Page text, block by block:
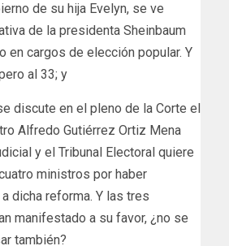
de su hija Evelyn, se ve
de la presidenta Sheinbaum
en cargos de elección popular. Y
al 33; y
discute en el pleno de la Corte el
Alfredo Gutiérrez Ortiz Mena
y el Tribunal Electoral quiere
ministros por haber
dicha reforma. Y las tres
manifestado a su favor, ¿no se
también?